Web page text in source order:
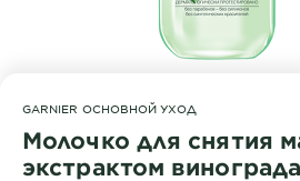
GARNIER ОСНОВНОЙ УХОД
Молочко для снятия
экстрактом винограда